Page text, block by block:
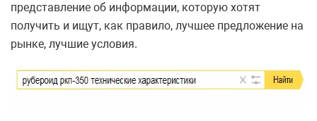
представление об информации, которую хотят
получить и ищут, как правило, лучшее предложение на
рынке, лучшие условия.